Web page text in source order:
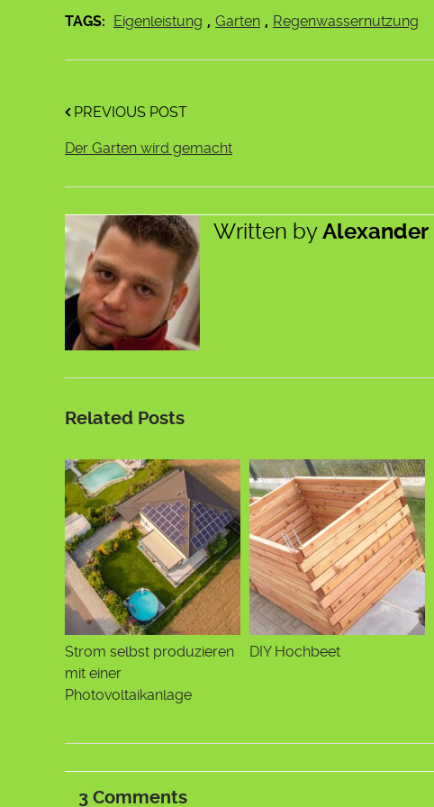
TAGS: Eigenleistung , Garten , Regenwassernutzung
PREVIOUS POST
Der Garten wird gemacht
Written byAlexander
Related Posts
Strom selbst produzieren
mit einer
Photovoltaikanlage
DIY Hochbeet
3 Comments